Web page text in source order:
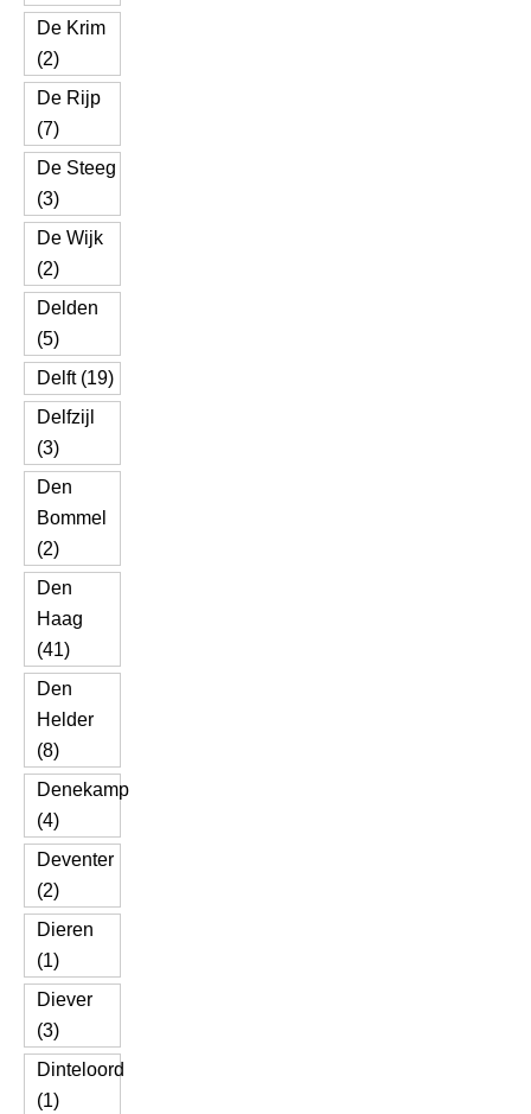
De Krim
(2)
De Rijp
(7)
De Steeg
(3)
De Wijk
(2)
Delden
(5)
Delft (19)
Delfzijl
(3)
Den
Bommel
(2)
Den
Haag
(41)
Den
Helder
(8)
Denekamp
(4)
Deventer
(2)
Dieren
(1)
Diever
(3)
Dinteloord
(1)